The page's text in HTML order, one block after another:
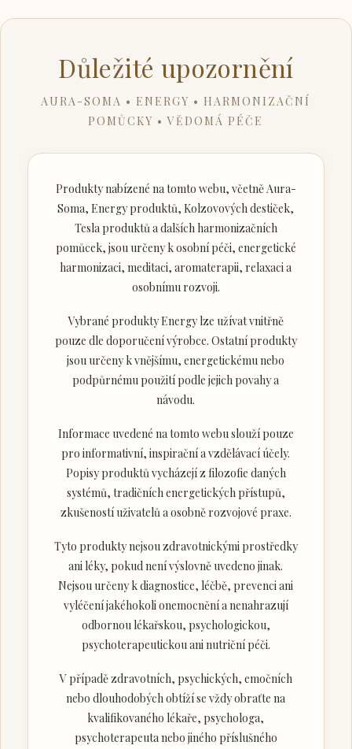
Důležité upozornění
AURA-SOMA • ENERGY • HARMONIZAČNÍ
POMŮCKY • VĚDOMÁ PÉČE
Produkty nabízené na tomto webu, včetně Aura-
Soma, Energy produktů, Kolzovových destiček,
Tesla produktů a dalších harmonizačních
pomůcek, jsou určeny k osobní péči, energetické
harmonizaci, meditaci, aromaterapii, relaxaci a
osobnímu rozvoji.
Vybrané produkty Energy lze užívat vnitřně
pouze dle doporučení výrobce. Ostatní produkty
jsou určeny k vnějšímu, energetickému nebo
podpůrnému použití podle jejich povahy a
návodu.
Informace uvedené na tomto webu slouží pouze
pro informativní, inspirační a vzdělávací účely.
Popisy produktů vycházejí z filozofie daných
systémů, tradičních energetických přístupů,
zkušeností uživatelů a osobně rozvojové praxe.
Tyto produkty nejsou zdravotnickými prostředky
ani léky, pokud není výslovně uvedeno jinak.
Nejsou určeny k diagnostice, léčbě, prevenci ani
vyléčení jakéhokoli onemocnění a nenahrazují
odbornou lékařskou, psychologickou,
psychoterapeutickou ani nutriční péči.
V případě zdravotních, psychických, emočních
nebo dlouhodobých obtíží se vždy obraťte na
kvalifikovaného lékaře, psychologa,
psychoterapeuta nebo jiného příslušného